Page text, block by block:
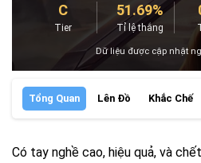
C
Tier
51.69%
Tỉ lệ thắng
Dữ liệu được cập nhật
Tổng Quan Lên Đồ Khắc Chế
Có tay nghề cao, hiệu quả, và